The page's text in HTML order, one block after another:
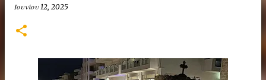
Ιουνίου 12, 2025